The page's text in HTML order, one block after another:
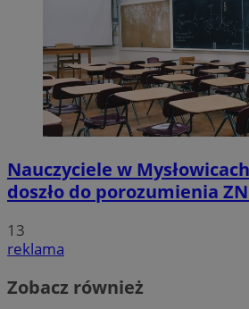
Nauczyciele w
doszło do porozumienia
13
reklama
Zobacz również